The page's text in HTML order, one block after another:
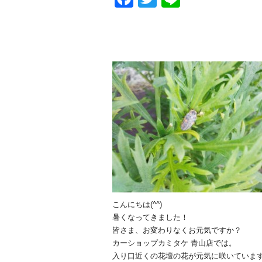
こんにちは(^^)
暑くなってきました！
皆さま、お変わりなくお元気ですか？
カーショップカミタケ 青山店では。
入り口近くの花壇の花が元気に咲いていま